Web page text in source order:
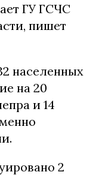
ГУ ГСЧС
пишет
населенных
на 20
и 14
2